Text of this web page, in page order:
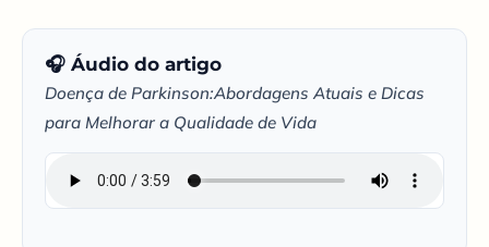
🎧 Áudio do artigo
Doença de Parkinson:Abordagens Atuais e Dicas
para Melhorar a Qualidade de Vida